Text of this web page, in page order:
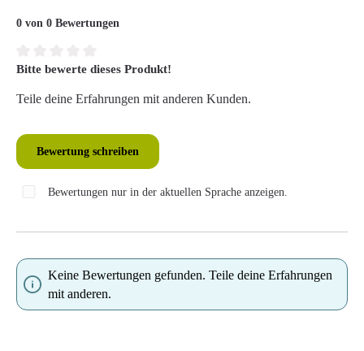
0 von 0 Bewertungen
Durchschnittliche Bewertung von 0 von 5 Sternen
Bitte bewerte dieses Produkt!
Teile deine Erfahrungen mit anderen Kunden.
Bewertung schreiben
Bewertungen nur in der aktuellen Sprache anzeigen.
Keine Bewertungen gefunden. Teile deine Erfahrungen
mit anderen.